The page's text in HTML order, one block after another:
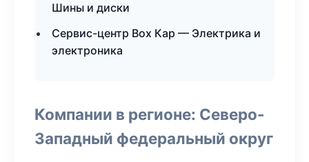
Шины и диски
Сервис-центр Box Кар — Электрика и
электроника
Компании в регионе: Северо-
Западный федеральный округ